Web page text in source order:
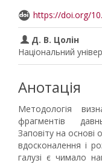
https://doi.org/
Д. В. Цолін
Національний
Анотація
Методологія
фрагментів
Заповіту на
вдосконалення і
галузі є чимало